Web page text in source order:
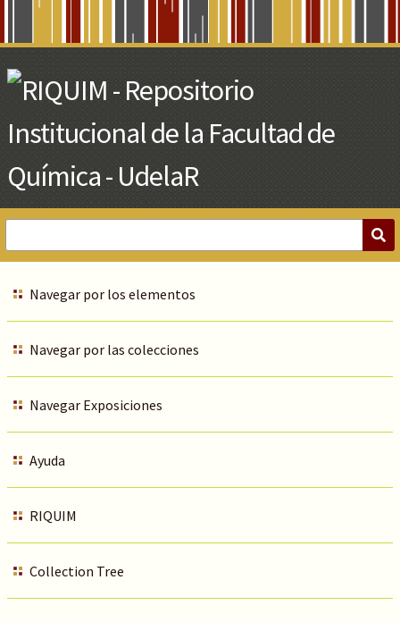
Main
Content
Navegar por los elementos
Navegar por las colecciones
Navegar Exposiciones
Ayuda
RIQUIM
Collection Tree